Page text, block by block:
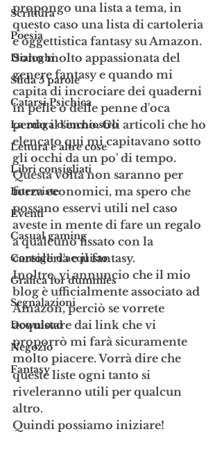
Scrittura
Poesia
Dialoghi
Sfida 5 parole
Catarsi Psichica
La maga d'inchiostro
Lettura e altre cose
Libri consigliati
Interviste
Eventi
Casual gaming
Consigli d'acquisto
Grafica for dummies
Segnalazioni
Download
Negozio
Fantasy
propongo una lista a tema, in
questo caso una lista di cartoleria
e oggettistica fantasy su Amazon.
Sono molto appassionata del
genere fantasy e quando mi
capita di incrociare dei quaderni
in pelle o delle penne d'oca
perdo il senno. Gli articoli che ho
elencato qui mi capitavano sotto
gli occhi da un po' di tempo.
Questa volta non saranno per
forza economici, ma spero che
possano esservi utili nel caso
aveste in mente di fare un regalo
a qualcuno fissato con la
cartoleria e il fantasy.
Inoltre, vi annuncio che il mio
blog è ufficialmente associato ad
Amazon, perciò se vorrete
acquistare dai link che vi
proporrò mi farà sicuramente
molto piacere. Vorrà dire che
queste liste ogni tanto si
riveleranno utili per qualcun
altro.
Quindi possiamo iniziare!